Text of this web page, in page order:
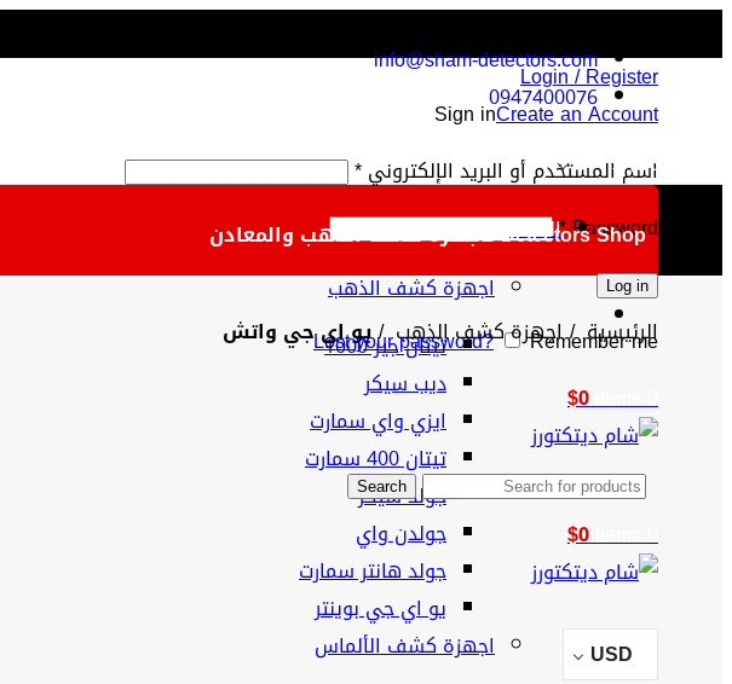
info@sham-detectors.com
0947400076
$
Detectors Shop لأجهزة كشف الذهب والمعادن
Login / Register
Sign inCreate an Account
اسم المستخدم أو البريد الإلكتروني*
Password
*
Log in
Lost your password?
Remember me
0
items
$0
Search
0
items
$0
USD
الفئات
اجهزة كشف الذهب
تيتان جير 1000
ديب سيكر
ايزي واي سمارت
تيتان 400 سمارت
جولد سيكر
جولدن واي
جولد هانتر سمارت
يو اي جي بوينتر
اجهزة كشف الألماس
الرئيسية اجهزة كشف الذهب يو اي جي واتش